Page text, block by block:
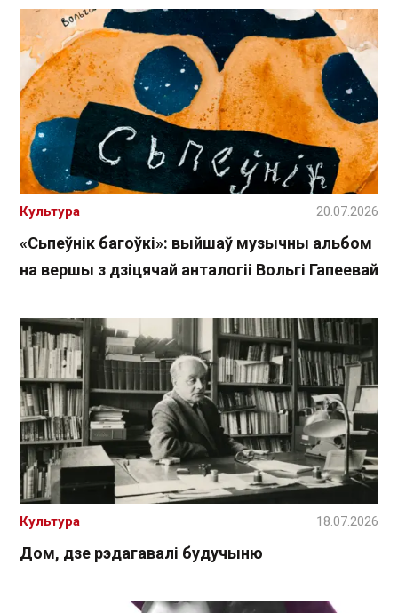
«Сьпеўнік багоўкі»: выйшаў музычны альбом
на вершы з дзіцячай анталогіі Вольгі Гапеевай
Культура 20.07.2026
Дом, дзе рэдагавалі будучыню
Культура 18.07.2026